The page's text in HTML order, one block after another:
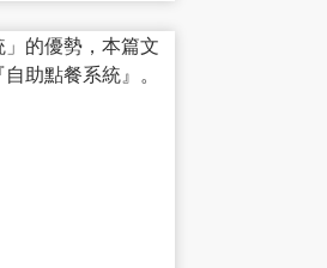
」的優勢，本篇文
助點餐系統』。